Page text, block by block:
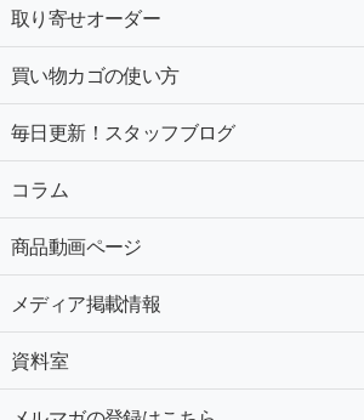
取り寄せオーダー
買い物カゴの使い方
毎日更新！スタッフブログ
コラム
商品動画ページ
メディア掲載情報
資料室